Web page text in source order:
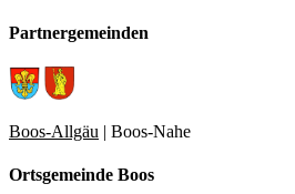
Partnergemeinden
Boos-Allgäu | Boos-Nahe
Ortsgemeinde Boos